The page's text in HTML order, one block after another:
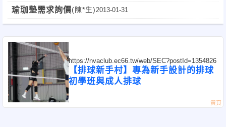
瑜珈墊需求詢價(陳*生)2013-01-31
https://nvaclub.ec66.tw/web/SEC?postId=1354826
【排球新手村】專為新手設計的排球
初學班與成人排球